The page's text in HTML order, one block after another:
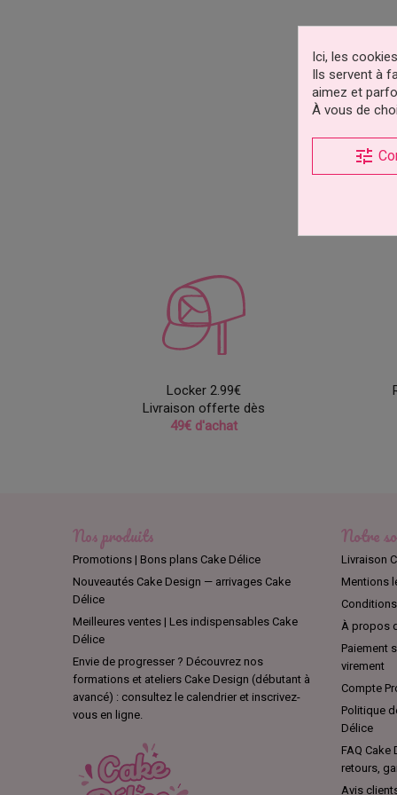
Utiliser
Les
Un
glissent
création
pâte à
Sans
Locker 2.99€
Livraison offerte dès
49€ d'achat
Nos produits
Promotions | Bons plans Cake Délice
Nouveautés Cake Design — arrivages Cake
Délice
Meilleures ventes | Les indispensables Cake
Délice
Envie de progresser ? Découvrez nos
formations et ateliers Cake Design (débutant à
avancé) : consultez le calendrier et inscrivez-
vous en ligne.
Notre
Livraison
Mentions
À propos
Paiement
virement
Compte
Politique
Délice
FAQ
retours,
Avis
Ici, les
Ils servent à
aimez et
À vous de
tune